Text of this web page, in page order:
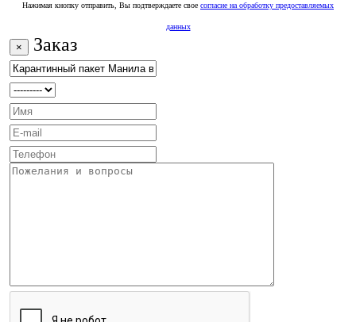
Нажимая кнопку отправить, Вы подтверждаете свое согласие на обработку предоставляемых
данных
× Заказ